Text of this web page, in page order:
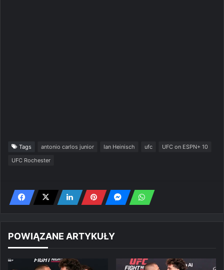
Tags antonio carlos junior Ian Heinisch ufc
UFC on ESPN+ 10
UFC Rochester
POWIĄZANE ARTYKUŁY